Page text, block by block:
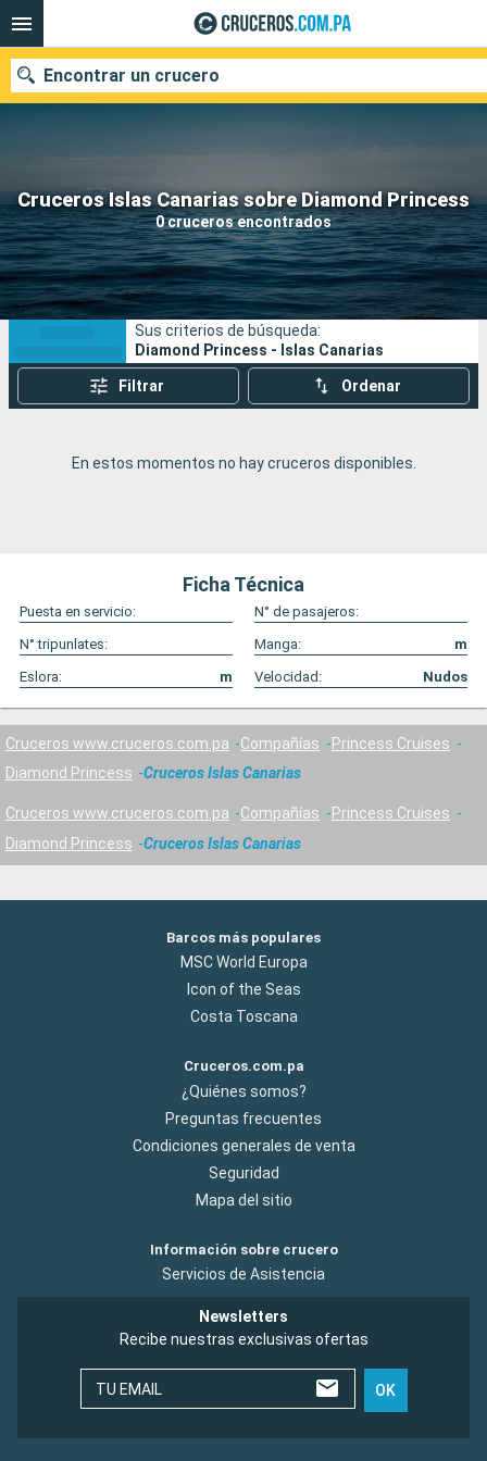
Cruceros Islas Canarias sobre Diamond Princess
0 cruceros encontrados
Encontrar un crucero
Nuestros destinos
Fecha de salida
Puertos Compañías
Buscar
Sus criterios de búsqueda:
Diamond Princess - Islas Canarias
Filtrar Ordenar
En estos momentos no hay cruceros disponibles.
Ficha Técnica
Puesta en servicio:
N° de pasajeros:
N° tripunlates:
Manga:
m
Eslora:
m Velocidad: Nudos
Cruceros www.cruceros.com.pa Compañías
Princess Cruises
Diamond Princess
Cruceros Islas Canarias
Cruceros www.cruceros.com.pa Compañías
Princess Cruises
Diamond Princess
Cruceros Islas Canarias
Barcos más populares
MSC World Europa
Icon of the Seas
Costa Toscana
Cruceros.com.pa
¿Quiénes somos?
Preguntas frecuentes
Condiciones generales de venta
Seguridad
Mapa del sitio
Información sobre crucero
Servicios de Asistencia
Newsletters
Recibe nuestras exclusivas ofertas
TU EMAIL OK